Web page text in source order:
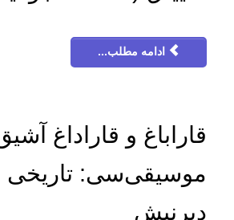
ادامه مطلب...
قاراباغ و قاراداغ
موسیقی‌سی: تاریخی
دیرنیش